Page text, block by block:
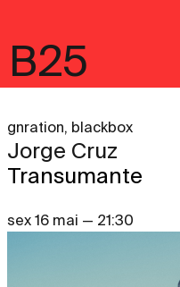
B25
gnration, blackbox
Jorge Cruz
Transumante
sex 16 mai — 21:30